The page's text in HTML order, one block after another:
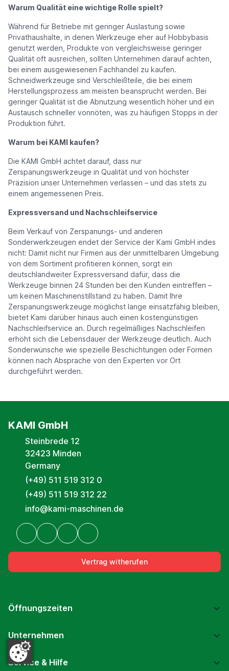
Warum Qualität eine wichtige Rolle spielt?
Während für Betriebe mit geringer Auslastung sowie
Privathaushalte, in denen Werkzeuge eher auf Hobbybasis
genutzt werden, Produkte von vergleichsweise geringer
Qualität oft ausreichen, sollten Unternehmen darauf achten,
bei einem ausgewiesenen Fachhandel zu kaufen.
Schneidwerkzeuge sind Verschleißteile, die bei einem
Herstellungsprozess am meisten beansprucht werden. Bei
geringer Qualität ist die Abnutzung wesentlich höher und ein
Austausch schneller vonnöten, was zu häufigen Stopps in der
Produktion führt.
Warum bei KAMI kaufen?
Die KAMI GmbH achtet darauf, dass nur
Zerspanungswerkzeuge in Qualität und von höchster
Präzision unser Unternehmen verlassen – und das stets zu
einem angemessenen Preis.
Expressversand und Nachschleifservice
Beim Verkauf von Zerspanungs- und anderen
Sonderwerkzeugen endet der Service der Kami GmbH indes
nicht: Damit nicht nur Firmen aus der unmittelbaren Umgebung
von dem Sortiment profitieren können, sorgt ein
deutschlandweiter Expressversand dafür, dass die
Werkzeuge binnen 24 Stunden bei den Kunden eintreffen –
um keinen Maschinenstillstand zu haben. Damit Ihre
Zerspanungswerkzeuge möglichst lange einsatzfähig bleiben,
bietet Kami darüber hinaus auch einen kostengünstigen
Nachschleifservice an. Durch regelmäßiges Nachschleifen
erhöht sich die Lebensdauer der Werkzeuge deutlich. Auch
Sonderwünsche wie spezielle Beschichtungen oder Formen
können nach Absprache von den Experten vor Ort
durchgeführt werden.
KAMI GmbH
Steinbrede 12
32423 Minden
Germany
(+49) 511 519 312 0
(+49) 511 519 312 22
info@kami-maschinen.de
Vertrag witherufen
Öffnungszeiten
Unternehmen
Service & Hilfe